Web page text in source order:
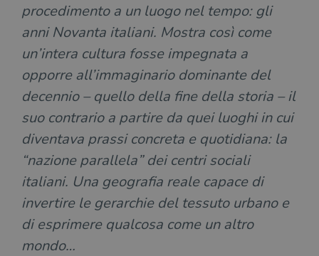
procedimento a un luogo nel tempo: gli
anni Novanta italiani. Mostra così come
un’intera cultura fosse impegnata a
opporre all’immaginario dominante del
decennio – quello della fine della storia – il
suo contrario a partire da quei luoghi in cui
diventava prassi concreta e quotidiana: la
“nazione parallela” dei centri sociali
italiani. Una geografia reale capace di
invertire le gerarchie del tessuto urbano e
di esprimere qualcosa come un altro
mondo…